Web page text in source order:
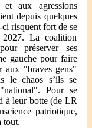
aux agressions
depuis quelques
risquent fort de se
2027. La coalition
préserver ses
gauche pour faire
aux "braves gens"
le chaos s’ils se
Pour se
à leur botte (de LR
patriotique,
tout.